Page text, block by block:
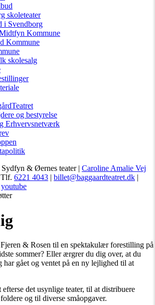
skoleteater
i Svendborg
Kommune
Kommune
skolesalg
og bestyrelse
Erhvervsnetværk
& Øernes teater | Caroline Amalie Vej
Tlf. 6221 4043 billet@baggaardteatret.dk
youtube
& Rosen til en spektakulær forestilling på
sommer? Eller ærgrer du dig over, at du
har gået og ventet på en ny lejlighed til at
det usynlige teater, til at distribuere
og til diverse småopgaver.